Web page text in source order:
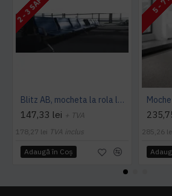
Blitz AB, mocheta la rola latime 4 m, Balta Industries
147,33 lei + TVA
178,27 lei TVA inclus
Adaugă în Coş
285,26